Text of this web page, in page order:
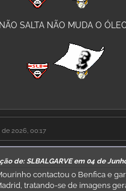
SALTA NÃO MUDA O
2026, 00:17
de: SLBALGARVE em 04 de
contactou o Benfica e
tratando-se de imagens